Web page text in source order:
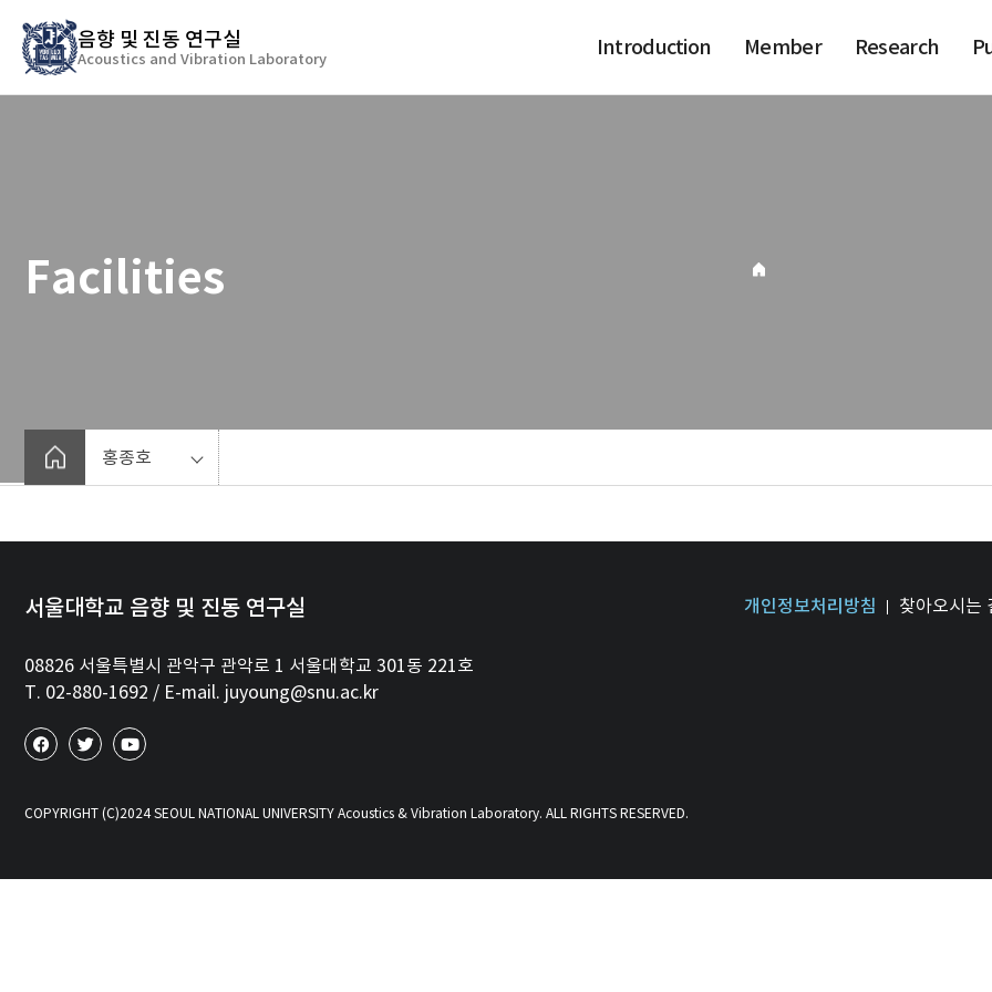
기
음향 및 진동 연구실
Acoustics and Vibration Laboratory Introduction Member Research
Facilities
홍종호
서울대학교 음향 및 진동 연구실 개인정보처리방침 찾아오시는
08826 서울특별시 관악구 관악로 1 서울대학교 301동 221호
T. 02-880-1692 / E-mail. juyoung@snu.ac.kr
COPYRIGHT (C)2024 SEOUL NATIONAL UNIVERSITY Acoustics & Vibration Laboratory. ALL RIGHTS RESERVED.